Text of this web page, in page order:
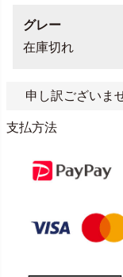
グレー
在庫切れ
申し訳ございま
支払方法